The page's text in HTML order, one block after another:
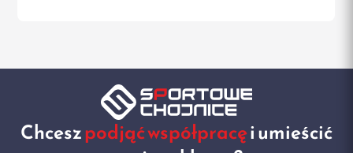
Chceszpodjąć współpracęi umieścić